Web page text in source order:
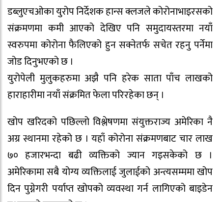
डब्लुएचओका युरोप निर्देशक हान्स क्लजले कोरोनाभाइरसको
संक्रमणमा कमी आएको देखिए पनि समुदायस्तरमा नयाँ
स्वरुपमा कोरोना फैलिएको हुन सक्नेतर्फ सचेत रहनु पर्नेमा
जोड दिनुभएको छ ।
युरोपेली मुलुकहरुमा अझै पनि हरेक साता पाँच लाखको
हाराहारीमा नयाँ संक्रमित फेला परिरहेका छन् ।
खोप खरिदको पछिल्लो विश्लेषणमा संयुक्तराज्य अमेरिका नै
अग्र स्थानमा रहेको छ । यहाँ कोरोना संक्रमणबाट चार लाख
७० हजारभन्दा बढी व्यक्तिको ज्यान गइसकेको छ ।
अमेरिकामा सबै योग्य व्यक्तिलाई जुलाईको अन्त्यसम्ममा खोप
दिन पुग्नेगरी पर्याप्त खोपको व्यवस्था गर्न लागिएको बाइडेन